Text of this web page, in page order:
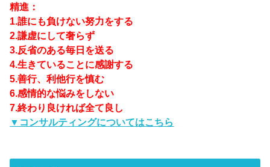
精進：
1.誰にも負けない努力をする
2.謙虚にして奢らず
3.反省のある毎日を送る
4.生きていることに感謝する
5.善行、利他行を慎む
6.感情的な悩みをしない
7.終わり良ければ全て良し
▼コンサルティングについてはこちら